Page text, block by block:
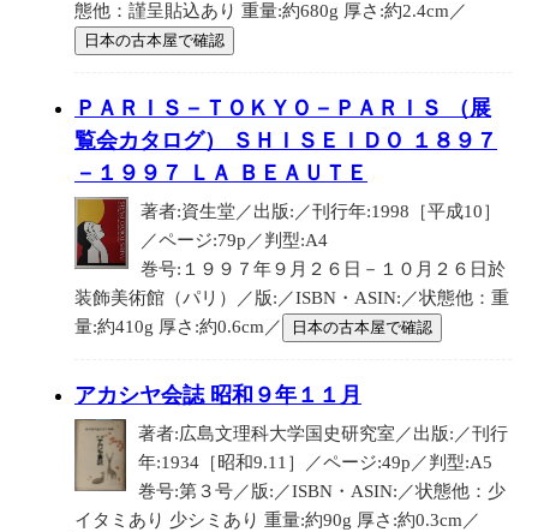
態他：謹呈貼込あり 重量:約680g 厚さ:約2.4cm／
日本の古本屋で確認
ＰＡＲＩＳ－ＴＯＫＹＯ－ＰＡＲＩＳ （展
覧会カタログ） ＳＨＩＳＥＩＤＯ １８９７
－１９９７ ＬＡ ＢＥＡＵＴＥ
著者:資生堂／出版:／刊行年:1998［平成10］
／ページ:79p／判型:A4
巻号:１９９７年９月２６日－１０月２６日於
装飾美術館（パリ）／版:／ISBN・ASIN:／状態他：重
量:約410g 厚さ:約0.6cm／
日本の古本屋で確認
アカシヤ会誌 昭和９年１１月
著者:広島文理科大学国史研究室／出版:／刊行
年:1934［昭和9.11］／ページ:49p／判型:A5
巻号:第３号／版:／ISBN・ASIN:／状態他：少
イタミあり 少シミあり 重量:約90g 厚さ:約0.3cm／